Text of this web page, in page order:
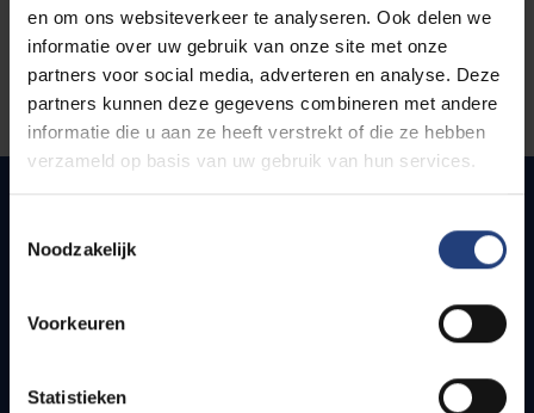
en om ons websiteverkeer te analyseren. Ook delen we
informatie over uw gebruik van onze site met onze
partners voor social media, adverteren en analyse. Deze
partners kunnen deze gegevens combineren met andere
informatie die u aan ze heeft verstrekt of die ze hebben
verzameld op basis van uw gebruik van hun services.
Noodzakelijk
Voorkeuren
Statistieken
Snel naar
Bereikbaarheid